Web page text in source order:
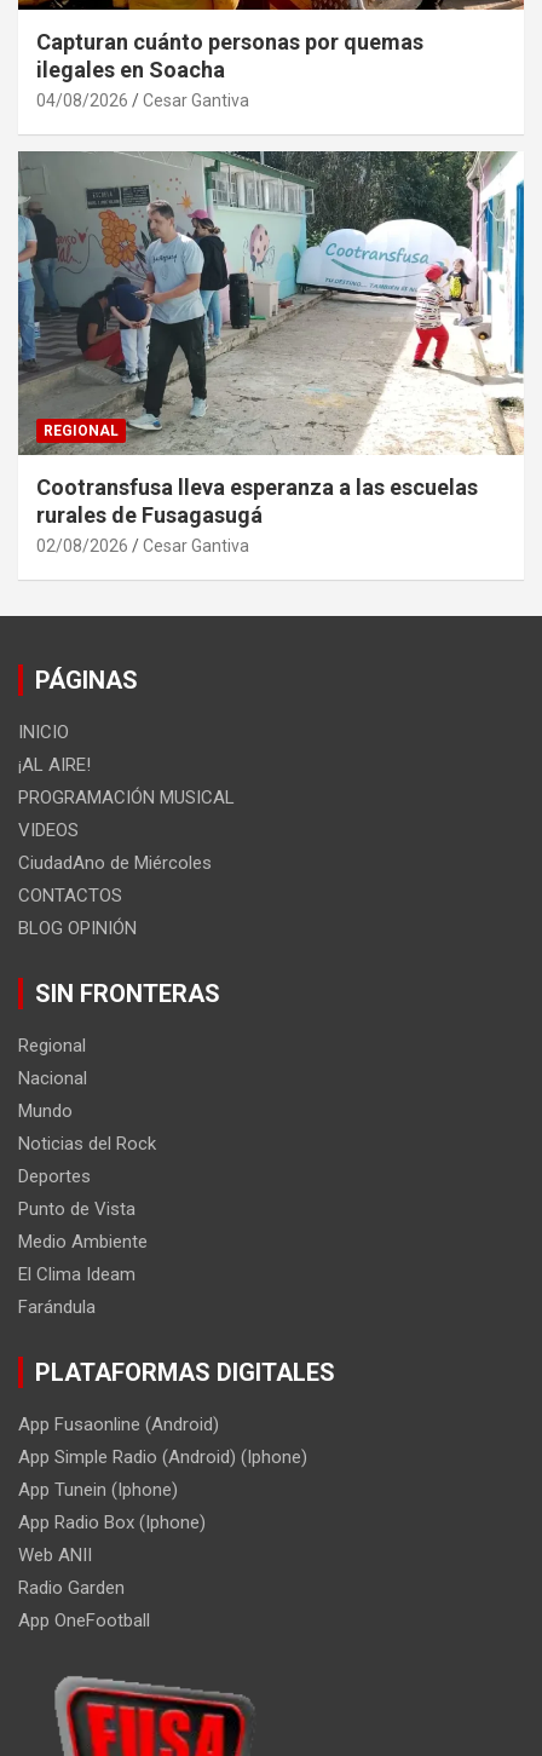
Capturan cuánto personas por quemas
ilegales en Soacha
04/08/2026 Cesar Gantiva
REGIONAL
Cootransfusa lleva esperanza a las escuelas
rurales de Fusagasugá
02/08/2026 Cesar Gantiva
PÁGINAS
INICIO
¡AL AIRE!
PROGRAMACIÓN MUSICAL
VIDEOS
CiudadAno de Miércoles
CONTACTOS
BLOG OPINIÓN
SIN FRONTERAS
Regional
Nacional
Mundo
Noticias del Rock
Deportes
Punto de Vista
Medio Ambiente
El Clima Ideam
Farándula
PLATAFORMAS DIGITALES
App Fusaonline (Android)
App Simple Radio (Android) (Iphone)
App Tunein (Iphone)
App Radio Box (Iphone)
Web ANII
Radio Garden
App OneFootball